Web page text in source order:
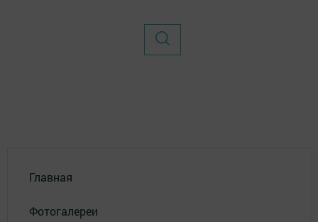
Главная
Фотогалереи